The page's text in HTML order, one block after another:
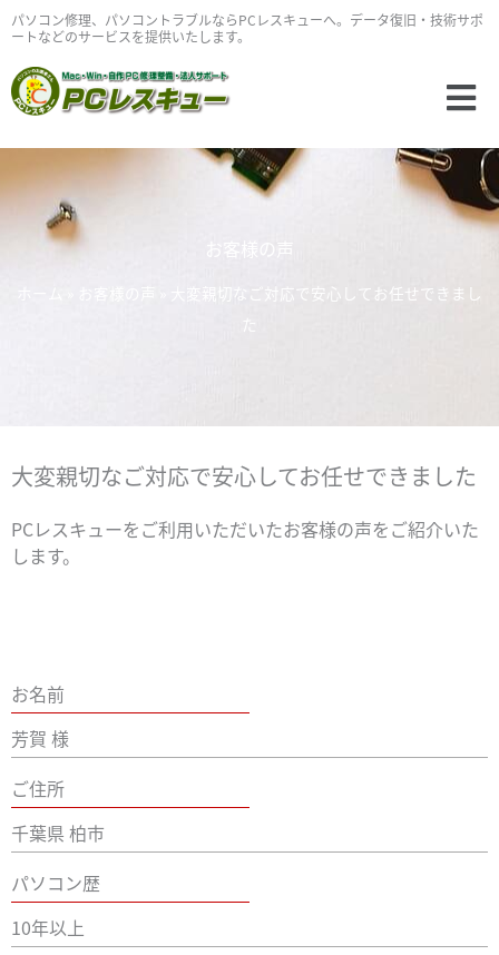
内
容
を
ス
プ
パソコン修理、パソコントラブルならPCレスキューへ。データ復旧・技術サポ
ートなどのサービスを提供いたします。
Main
Menu
お客様の声
大変親切なご対応で安心してお任せできまし
た
大変親切なご対応で安心してお任せできました
PCレスキューをご利用いただいたお客様の声をご紹介いた
します。
お名前
芳賀 様
ご住所
千葉県 柏市
パソコン歴
10年以上